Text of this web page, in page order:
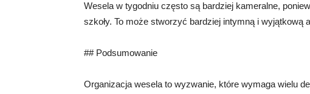
Wesela w tygodniu często są bardziej kameralne,
szkoły. To może stworzyć bardziej intymną i wyjątkową
## Podsumowanie
Organizacja wesela to wyzwanie, które wymaga wielu